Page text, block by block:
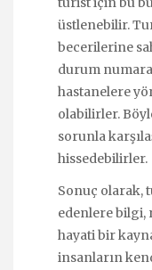
üstlenebilir.
becerilerine
durum
hastanelere
olabilirler.
sorunla
hissedebilirler.
Sonuç olarak,
edenlere bilgi,
hayati bir
insanların